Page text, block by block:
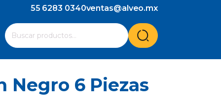
55 6283 0340ventas@alveo.mx
Buscar
por:
Cuando hay resultados autocompletados, puedes
Negro 6 Piezas